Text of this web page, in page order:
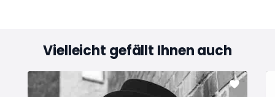
Vielleicht gefällt Ihnen auch